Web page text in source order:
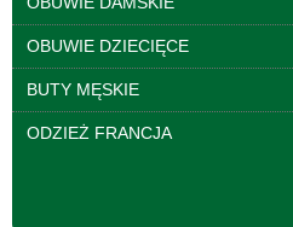
OBUWIE DZIECIĘCE
BUTY MĘSKIE
ODZIEŻ FRANCJA